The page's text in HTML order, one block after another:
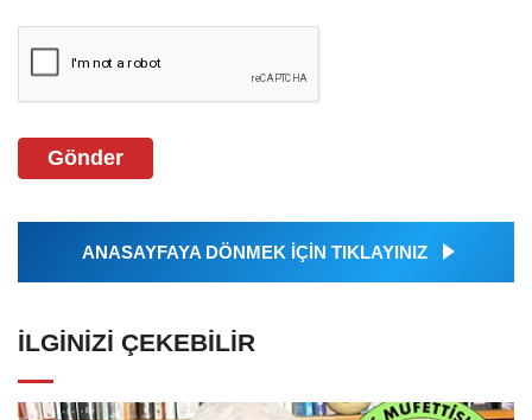
Gönder
ANASAYFAYA DÖNMEK İÇİN TIKLAYINIZ
İLGINIZI ÇEKEBILIR